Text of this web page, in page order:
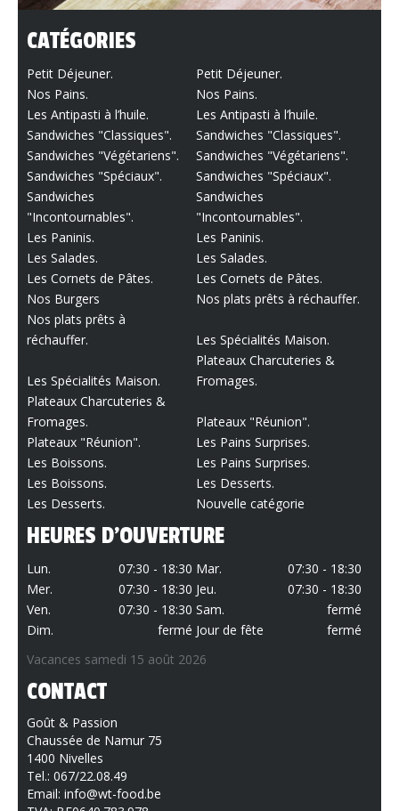
CATÉGORIES
Petit Déjeuner.
Petit Déjeuner.
Nos Pains.
Nos Pains.
Les Antipasti à l’huile.
Les Antipasti à l’huile.
Sandwiches "Classiques".
Sandwiches "Classiques".
Sandwiches "Végétariens".
Sandwiches "Végétariens".
Sandwiches "Spéciaux".
Sandwiches "Spéciaux".
Sandwiches
"Incontournables".
Sandwiches
"Incontournables".
Les Paninis.
Les Paninis.
Les Salades.
Les Salades.
Les Cornets de Pâtes.
Les Cornets de Pâtes.
Nos Burgers
Nos plats prêts à réchauffer.
Nos plats prêts à
réchauffer.
Les Spécialités Maison.
Les Spécialités Maison.
Plateaux Charcuteries &
Fromages.
Plateaux Charcuteries &
Fromages.
Plateaux "Réunion".
Plateaux "Réunion".
Les Pains Surprises.
Les Boissons.
Les Pains Surprises.
Les Boissons.
Les Desserts.
Les Desserts.
Nouvelle catégorie
HEURES D'OUVERTURE
Lun. 07:30 - 18:30 Mar.
07:30 - 18:30
Mer.
07:30 - 18:30 Jeu.
07:30 - 18:30
Ven.
07:30 - 18:30 Sam.
fermé
Dim.
fermé Jour de fête
fermé
Vacances samedi 15 août 2026
CONTACT
Goût & Passion
Chaussée de Namur 75
1400 Nivelles
Tel.: 067/22.08.49
Email: info@wt-food.be